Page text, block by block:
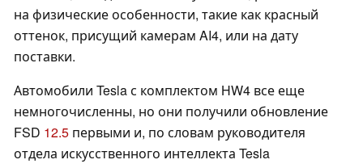
на физические особенности, такие как красный
оттенок, присущий камерам AI4, или на дату
поставки.
Автомобили Tesla с комплектом HW4 все еще
немногочисленны, но они получили обновление
FSD 12.5 первыми и, по словам руководителя
отдела искусственного интеллекта Tesla